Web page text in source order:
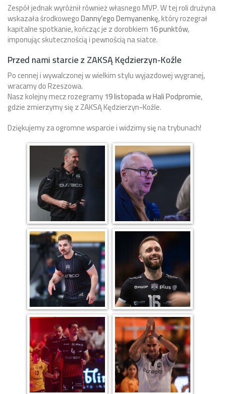
Zespół jednak wyróżnił również własnego MVP. W tej roli drużyna
wskazała środkowegoDanny’ego Demyanenkę, który rozegrał
kapitalne spotkanie, kończąc je z dorobkiem 16 punktów,
imponując skutecznością i pewnością na siatce.
Przed nami starcie z ZAKSĄ Kędzierzyn-Koźle
Po cennej i wywalczonej w wielkim stylu wyjazdowej wygranej,
wracamy do Rzeszowa.
Nasz kolejny mecz rozegramy19 listopada w Hali Podpromie,
gdzie zmierzymy się z ZAKSĄ Kędzierzyn-Koźle.
Dziękujemy za ogromne wsparcie i widzimy się na trybunach!